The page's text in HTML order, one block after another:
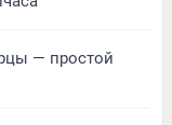
— простой